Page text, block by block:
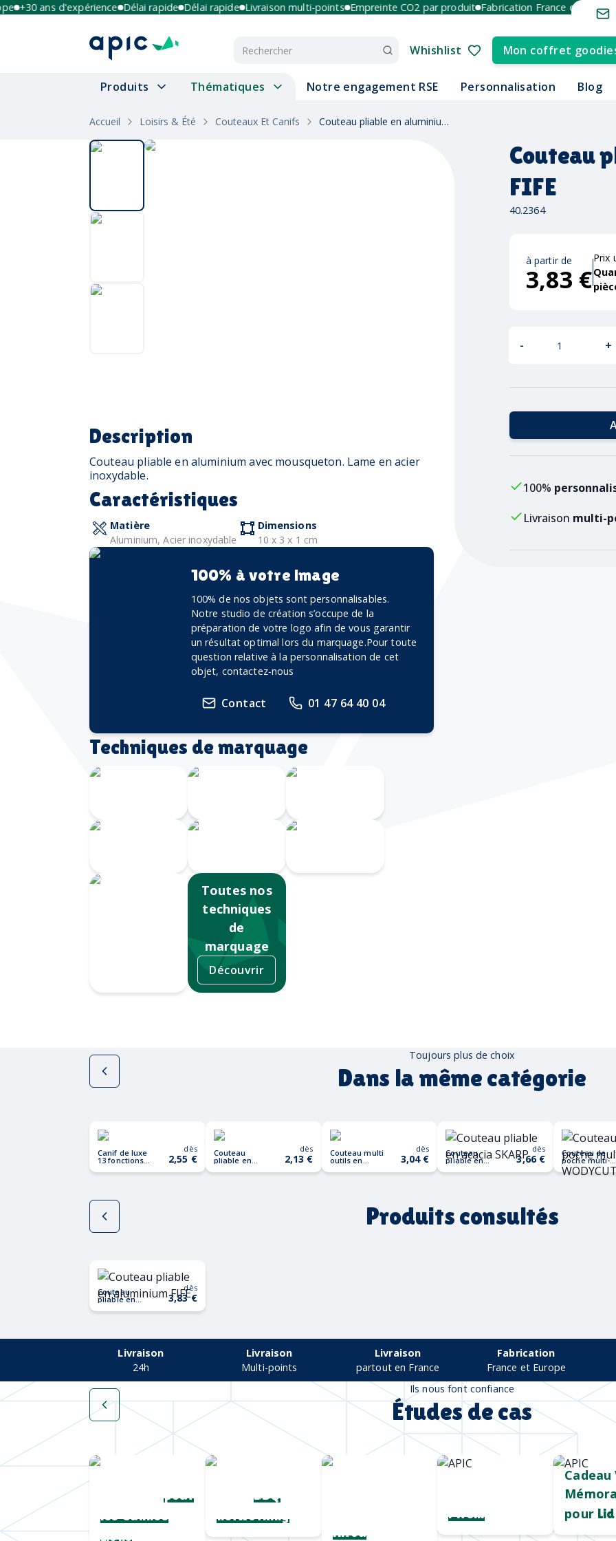
+30 ans d'expérience Délai rapide Délai rapide Livraison multi-points Empreinte CO2 par produit Fabrication France et Europe
Whishlist Mon coffret
Produits Thématiques Notre engagement RSE Personnalisation Blog
Accueil Loisirs & Été Couteaux Et Canifs Couteau pliable en aluminium FIFE
Description
Couteau pliable en aluminium avec mousqueton. Lame en acier
inoxydable.
Caractéristiques
Matière
Aluminium, Acier inoxydable
Dimensions
10 x 3 x 1 cm
100% à votre image
100% de nos objets sont personnalisables.
Notre studio de création s’occupe de la
préparation de votre logo afin de vous garantir
un résultat optimal lors du marquage.Pour toute
question relative à la personnalisation de cet
objet, contactez-nous
Contact 01 47 64 40 04
Techniques de marquage
Toutes nos
techniques
de
marquage
Découvrir
Couteau
FIFE
40.2364
à partir de
3,83 €
Prix
- +
100%
Livraison multi-
Toujours plus de choix
Dans la même catégorie
Canif de luxe
13 fonctions
dès
2,55 € Couteau
pliable en
MANSAN
dès
2,13 € Couteau multi
outils en
LUX
dès
3,04 € Couteau
pliable en
dès
3,66 € Couteau de
poche multi-
outils
WODYCUT
Produits consultés
Couteau
pliable en
FIFE
dès
3,83 €
Livraison
24h
Livraison
Multi-points
Livraison
partout en France
Fabrication
France et Europe
Ils nous font confiance
Études de cas
pour
les Cannes
Lions
BBQ
networking
Hiroa
Pirelli
Cadeau
pour